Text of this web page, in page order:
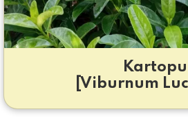
Kartopu
[Viburnum